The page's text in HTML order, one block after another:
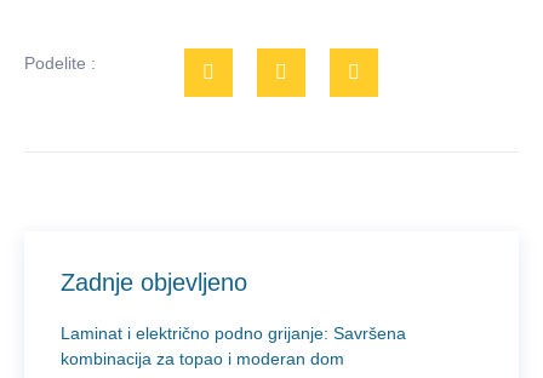
Podelite :
Zadnje objevljeno
Laminat i električno podno grijanje: Savršena
kombinacija za topao i moderan dom